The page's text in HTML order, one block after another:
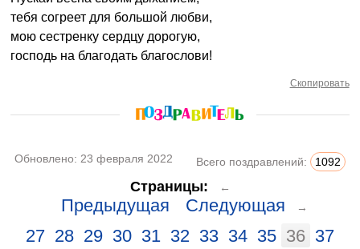
тебя согреет для большой любви,
мою сестренку сердцу дорогую,
господь на благодать благослови!
Скопировать
Обновлено: 23 февраля 2022 Всего поздравлений: 1092
Страницы: ←
Предыдущая Следующая →
27 28 29 30 31 32 33 34 35 36 37